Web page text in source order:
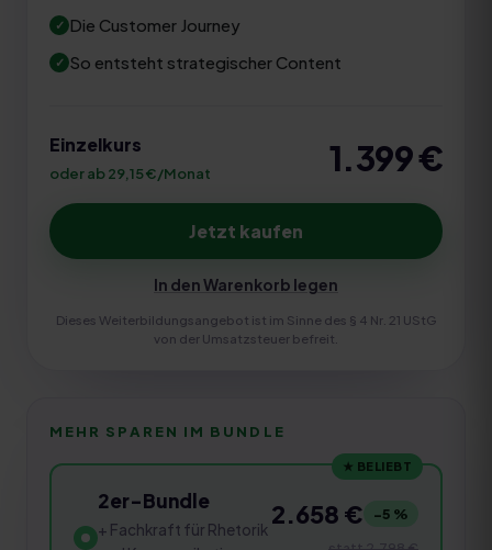
Die Customer Journey
So entsteht strategischer Content
Einzelkurs
oder ab 29,15 €/Monat 1.399€
Jetzt kaufen
In den Warenkorb legen
Dieses Weiterbildungsangebot ist im Sinne des § 4 Nr. 21 UStG
von der Umsatzsteuer befreit.
MEHR SPAREN IM BUNDLE
2er-Bundle
+ Fachkraft für Rhetorik
2.658 € −5 %
★ BELIEBT